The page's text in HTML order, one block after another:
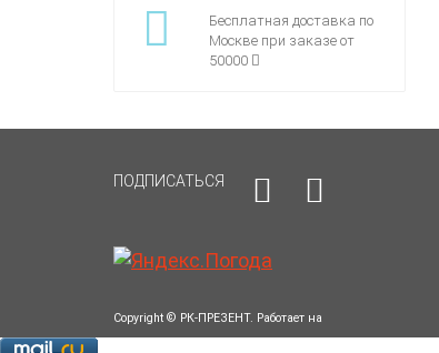
Бесплатная доставка по
Москве при заказе от
50000
ПОДПИСАТЬСЯ
Copyright © РК-ПРЕЗЕНТ. Работает на